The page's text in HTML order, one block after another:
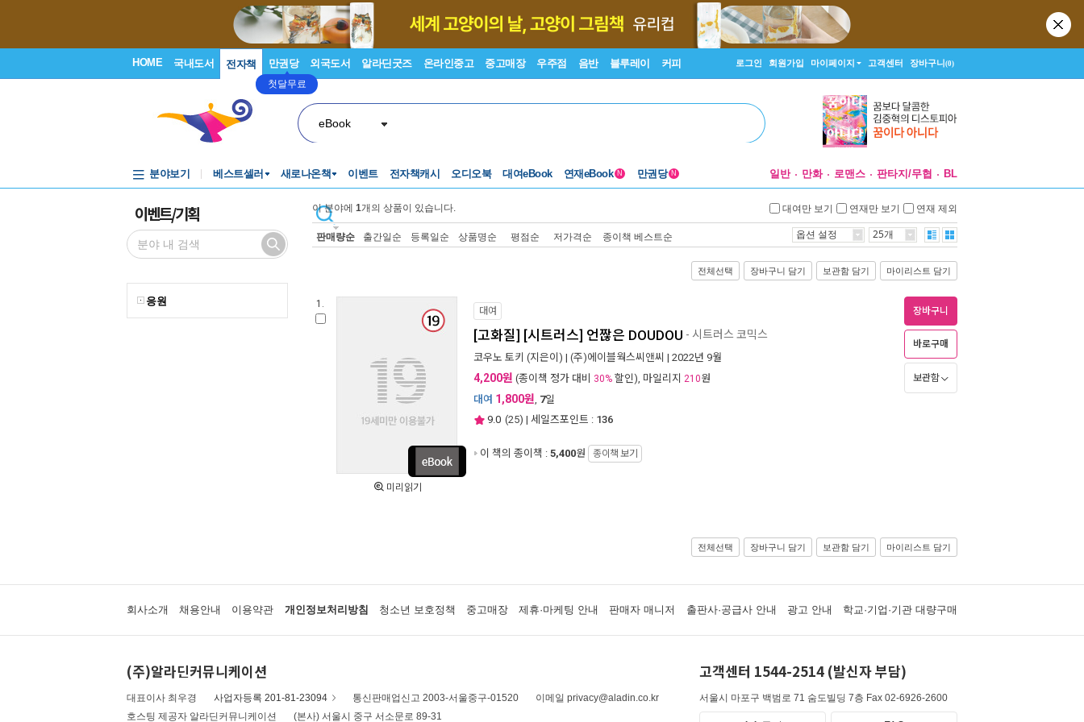
HOME 국내도서 전자책 만권당
첫달무료
외국도서 알라딘굿즈 온라인중고 중고매장 우주점 음반 블루레이 커피 로그인 회원가입 마이페이지 고객센터 장바구니(0)
eBook
분야보기 베스트셀러 새로나온책 이벤트 전자책캐시 오디오북 대여eBook 연재eBook N 만권당 N 일반 만화 로맨스 판타지/무협 BL
이벤트/기획
응원
이 분야에 1개의 상품이 있습니다. 대여만 보기 연재만 보기 연재 제외
판매량순 출간일순 등록일순 상품명순 평점순 저가격순 종이책 베스트순 옵션 설정 25개
전체선택 장바구니 담기 보관함 담기 마이리스트 담기
1.
미리읽기
대여
[고화질] [시트러스] 언짢은 DOUDOU - 시트러스 코믹스
코우노 토키 (지은이) | (주)에이블웍스씨앤씨 | 2022년 9월
4,200원 (종이책 정가 대비 30% 할인), 마일리지 210원
대여 1,800원, 7일
9.0 (25) | 세일즈포인트 : 136
이 책의 종이책 : 5,400원 종이책 보기
장바구니
바로구매
보관함
전체선택 장바구니 담기 보관함 담기 마이리스트 담기
회사소개 채용안내 이용약관 개인정보처리방침 청소년 보호정책 중고매장 제휴·마케팅 안내 판매자 매니저 출판사·공급사 안내 광고 안내 학교·기업·기관 대량구매
(주)알라딘커뮤니케이션
대표이사 최우경 사업자등록 201-81-23094 통신판매업신고 2003-서울중구-01520
이메일 privacy@aladin.co.kr
호스팅 제공자 알라딘커뮤니케이션
(본사) 서울시 중구 서소문로 89-31
고객센터 1544-2514 (발신자 부담)
서울시 마포구 백범로 71 숨도빌딩 7층 Fax 02-6926-2600